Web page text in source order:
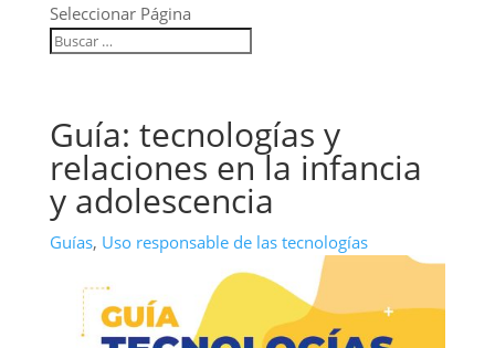
Seleccionar Página
Guía: tecnologías y
relaciones en la infancia
y adolescencia
Guías, Uso responsable de las tecnologías